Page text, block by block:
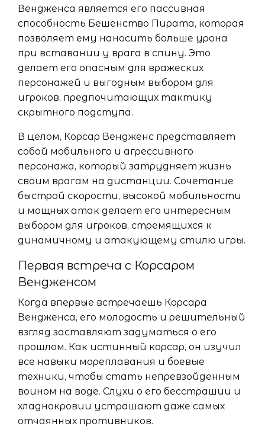
Вендженса является его пассивная
способность Бешенство Пирата, которая
позволяет ему наносить больше урона
при вставании у врага в спину. Это
делает его опасным для вражеских
персонажей и выгодным выбором для
игроков, предпочитающих тактику
скрытного подступа.
В целом, Корсар Вендженс представляет
собой мобильного и агрессивного
персонажа, который затрудняет жизнь
своим врагам на дистанции. Сочетание
быстрой скорости, высокой мобильности
и мощных атак делает его интересным
выбором для игроков, стремящихся к
динамичному и атакующему стилю игры.
Первая встреча с Корсаром
Вендженсом
Когда впервые встречаешь Корсара
Вендженса, его молодость и решительный
взгляд заставляют задуматься о его
прошлом. Как истинный корсар, он изучил
все навыки мореплавания и боевые
техники, чтобы стать непревзойденным
воином на воде. Слухи о его бесстрашии и
хладнокровии устрашают даже самых
отчаянных противников.